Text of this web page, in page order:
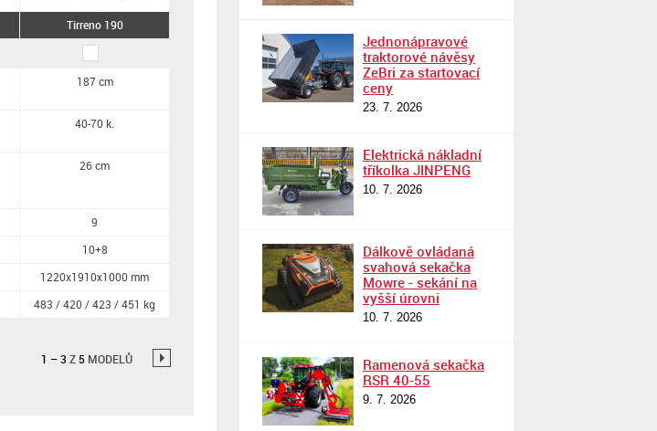
Tirreno 190
187 cm
40-70 k.
26 cm
9
10+8
1220x1910x1000 mm
483 / 420 / 423 / 451 kg
→
1 –3 Z 5 MODELŮ
Jednonápravové
traktorové návěsy
ZeBri za startovací
ceny
23. 7. 2026
Elektrická nákladní
tříkolka JINPENG
10. 7. 2026
Dálkově ovládaná
svahová sekačka
Mowre - sekání na
vyšší úrovni
10. 7. 2026
Ramenová sekačka
RSR 40-55
9. 7. 2026